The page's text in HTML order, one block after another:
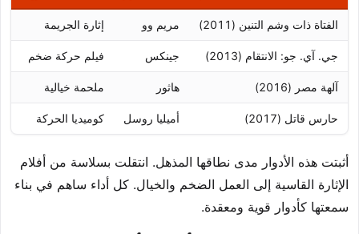
الفتاة ذات وشم التنين (2011) مريم وو إثارة الجريمة
جي. آي. جو: الانتقام (2013) جينكس فيلم حركة ضخم
آلهة مصر (2016) هاثور ملحمة خيالية
حارس قاتل (2017) أميليا روسل كوميديا الحركة
أثبتت هذه الأدوار مدى نطاقها المذهل. انتقلت بسلاسة من أفلام
الإثارة القاسية إلى العمل الضخم والخيال. كل أداء ساهم في بناء
سمعتها كأدوار قوية ومعقدة.